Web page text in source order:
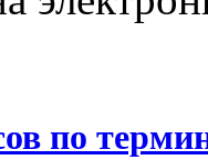
по